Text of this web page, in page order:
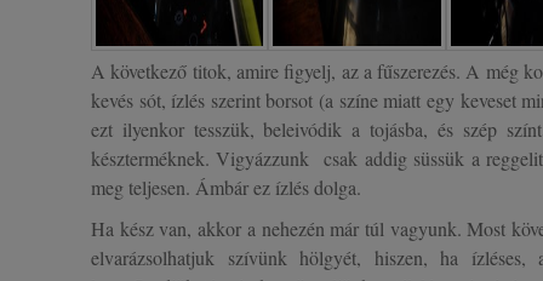
A következő titok, amire figyelj, az a fűszerezés. A még
kevés sót, ízlés szerint borsot (a színe miatt egy keveset
ezt ilyenkor tesszük, beleivódik a tojásba, és szép
készterméknek. Vigyázzunk
csak addig süssük a
meg teljesen. Ámbár ez ízlés dolga.
Ha kész van, akkor a nehezén már túl vagyunk. Most
elvarázsolhatjuk szívünk hölgyét, hiszen, ha